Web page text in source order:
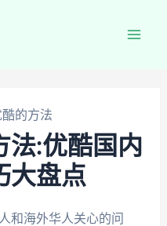
酷的方法
法:优酷国内
大盘点
和海外华人关心的问